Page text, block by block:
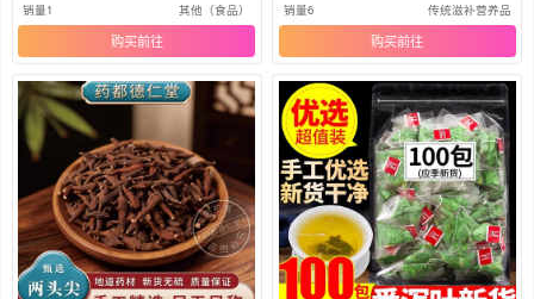
销量1 其他（食品）
购买
销量6 传统滋补营养品
购买